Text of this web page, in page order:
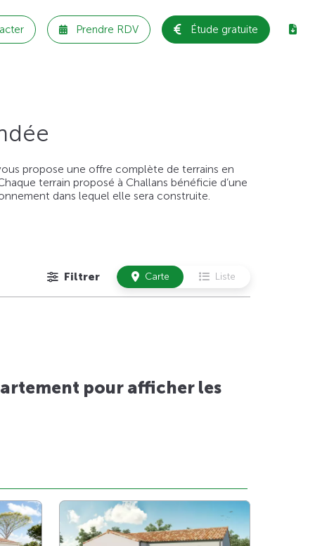
Prendre RDV Étude gratuite
propose une offre complète de terrains en
terrain proposé à Challans bénéficie d’une
dans lequel elle sera construite.
Filtrer Carte Liste
pour afficher les